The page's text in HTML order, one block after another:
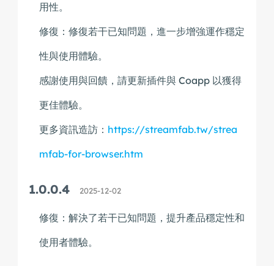
用性。
修復：修復若干已知問題，進一步增強運作穩定
性與使用體驗。
感謝使用與回饋，請更新插件與 Coapp 以獲得
更佳體驗。
更多資訊造訪： https://streamfab.tw/strea
mfab-for-browser.htm
1.0.0.4 2025-12-02
修復：解決了若干已知問題，提升產品穩定性和
使用者體驗。